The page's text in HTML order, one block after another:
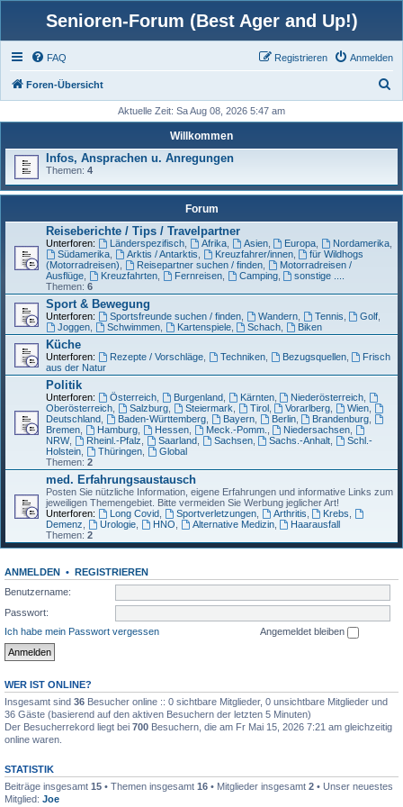
Senioren-Forum (Best Ager and Up!)
FAQ Anmelden
Registrieren
Foren-Übersicht
h
Aktuelle Zeit: Sa Aug 08, 2026 5:47 am
Willkommen
Infos, Ansprachen u. Anregungen
Themen: 4
Forum
Reiseberichte / Tips / Travelpartner
Unterforen: Länderspezifisch, Afrika, Asien, Europa Nordamerika
Südamerika, Arktis / Antarktis Kreuzfahrer/innen,
für Wildhogs
(Motorradreisen)
Reisepartner suchen / finden,
Motorradreisen /
Ausflüge
Kreuzfahrten, Fernreisen, Camping,
sonstige ....
Themen: 6
Sport & Bewegung
Unterforen: Sportsfreunde suchen / finden, Wandern, Tennis Golf
Joggen, Schwimmen, Kartenspiele, Schach Biken
Küche
Unterforen: Rezepte / Vorschläge, Techniken, Bezugsquellen,
Frisch
aus der Natur
Politik
Unterforen: Österreich, Burgenland, Kärnten, Niederösterreich
Oberösterreich
Salzburg, Steiermark Tirol, Vorarlberg Wien
Deutschland
Baden-Württemberg, Bayern, Berlin, Brandenburg
Bremen
Hamburg, Hessen, Meck.-Pomm. Niedersachsen
NRW, Rheinl.-Pfalz Saarland, Sachsen, Sachs.-Anhalt
Schl.-
Holstein
Thüringen,
Global
Themen: 2
med. Erfahrungsaustausch
Posten Sie nützliche Information, eigene Erfahrungen und informative Links zum
jeweiligen Themengebiet. Bitte vermeiden Sie Werbung jeglicher Art!
Unterforen:
Long Covid, Sportverletzungen, Arthritis Krebs
Demenz
Urologie, HNO Alternative Medizin,
Haarausfall
Themen: 2
ANMELDEN • REGISTRIEREN
Benutzername:
Passwort:
Ich habe mein Passwort vergessen
Angemeldet bleiben
WER IST ONLINE?
Insgesamt sind 36 Besucher online :: 0 sichtbare Mitglieder, 0 unsichtbare Mitglieder und
36 Gäste (basierend auf den aktiven Besuchern der letzten 5 Minuten)
Der Besucherrekord liegt bei 700 Besuchern, die am Fr Mai 15, 2026 7:21 am gleichzeitig
online waren.
STATISTIK
Beiträge insgesamt 15 • Themen insgesamt 16 • Mitglieder insgesamt 2 • Unser neuestes
Mitglied: Joe